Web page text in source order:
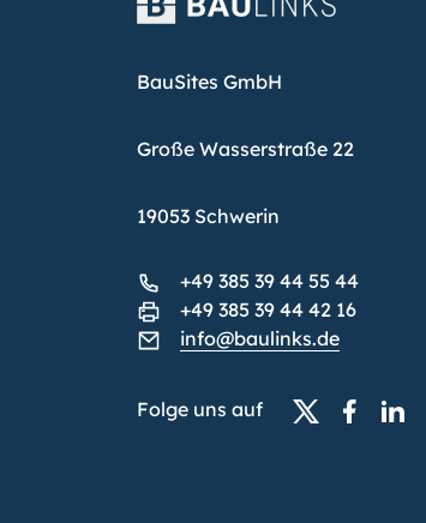
BauSites GmbH
Große Wasserstraße 22
19053 Schwerin
+49 385 39 44 55 44
+49 385 39 44 42 16
info@baulinks.de
Folge uns auf